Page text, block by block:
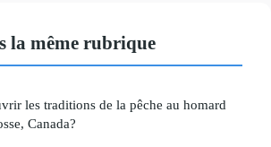
la même rubrique
les traditions de la pêche au homard
Canada?